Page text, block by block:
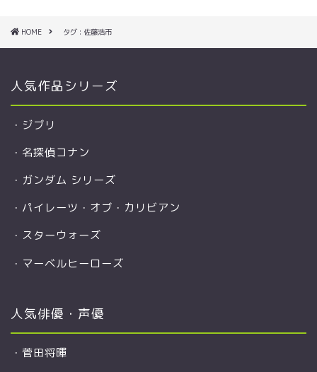
HOME タグ : 佐藤浩市
人気作品シリーズ
・ ジブリ
・ 名探偵コナン
・ ガンダム シリーズ
・ パイレーツ・オブ・カリビアン
・ スターウォーズ
・ マーベルヒーローズ
人気俳優・声優
・ 菅田将暉